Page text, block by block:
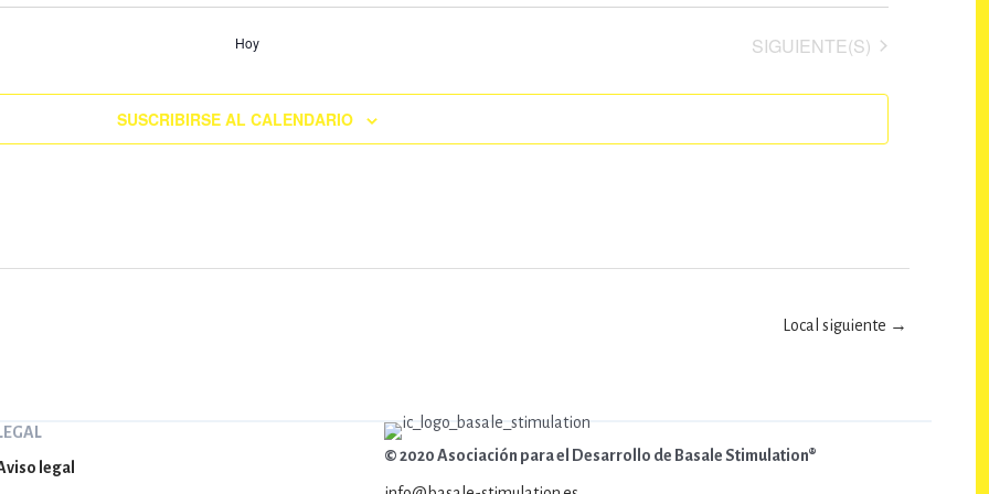
Hoy EVENTOS
SIGUIENTE(S)
SUSCRIBIRSE AL CALENDARIO
Local siguiente →
LEGAL
legal
© 2020 Asociación para el Desarrollo de Basale Stimulation®